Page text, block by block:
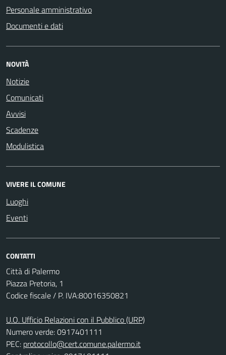
Personale amministrativo
Documenti e dati
NOVITÀ
Notizie
Comunicati
Avvisi
Scadenze
Modulistica
VIVERE IL COMUNE
Luoghi
Eventi
CONTATTI
Città di Palermo
Piazza Pretoria, 1
Codice fiscale / P. IVA:80016350821
U.O. Ufficio Relazioni con il Pubblico (URP)
Numero verde: 0917401111
PEC: protocollo@cert.comune.palermo.it